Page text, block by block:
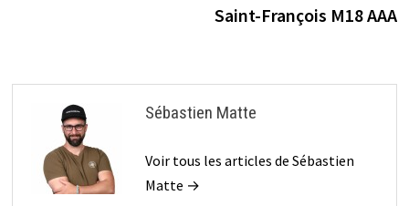
Saint-François M18 AAA
Sébastien Matte
Voir tous les articles de Sébastien
Matte →